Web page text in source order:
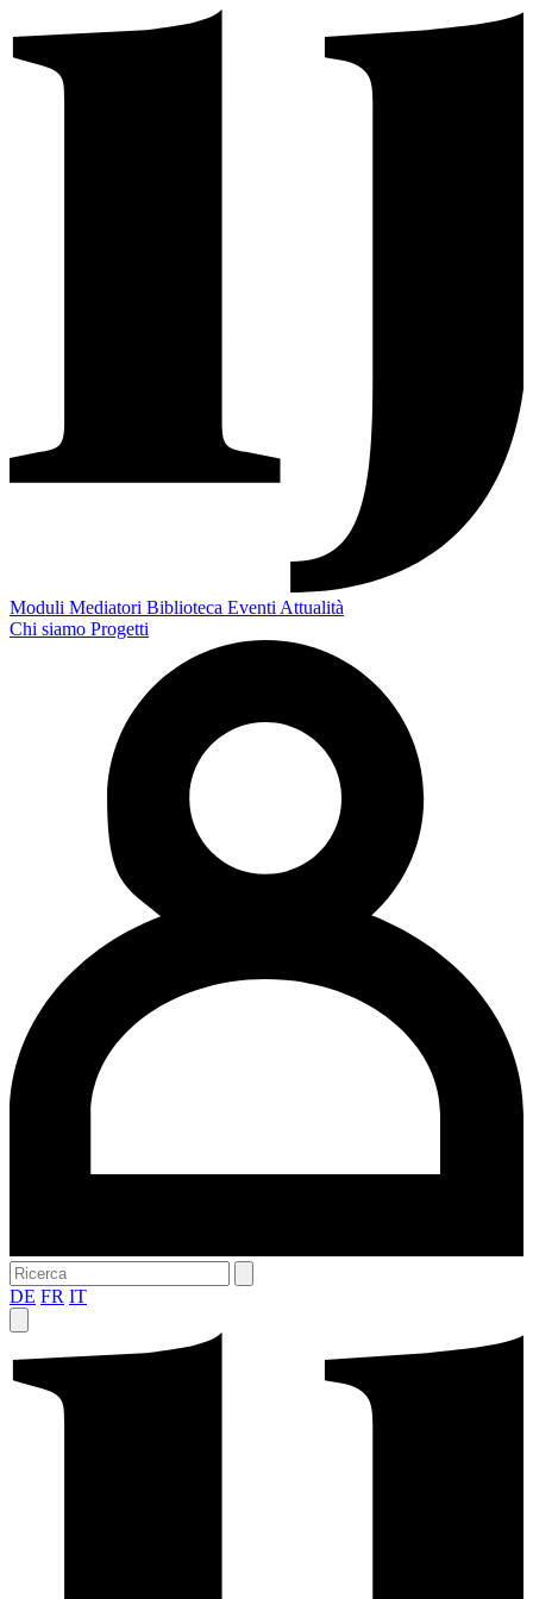
Moduli Mediatori Biblioteca Eventi Attualità
Chi siamo Progetti
DE FR IT